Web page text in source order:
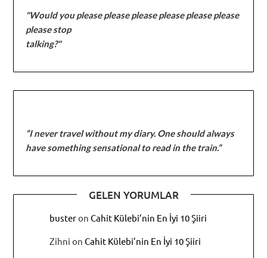
"Would you please please please please please please
please stop
talking?"
“I never travel without my diary. One should always
have something sensational to read in the train.”
GELEN YORUMLAR
busteronCahit Külebi’nin En İyi 10 Şiiri
Zihni onCahit Külebi’nin En İyi 10 Şiiri